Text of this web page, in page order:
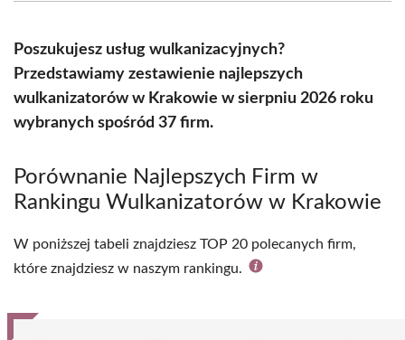
Poszukujesz usług wulkanizacyjnych?
Przedstawiamy zestawienie najlepszych
wulkanizatorów w Krakowie w sierpniu 2026 roku
wybranych spośród 37 firm.
Porównanie Najlepszych Firm w
Rankingu Wulkanizatorów w Krakowie
W poniższej tabeli znajdziesz TOP 20 polecanych firm,
które znajdziesz w naszym rankingu.